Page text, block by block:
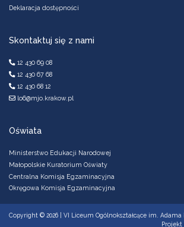
Deklaracja dostępności
Skontaktuj się z nami
12 430 69 08
12 430 67 68
12 430 68 12
lo6@mjo.krakow.pl
Oświata
Ministerstwo Edukacji Narodowej
Małopolskie Kuratorium Oświaty
Centralna Komisja Egzaminacyjna
Okręgowa Komisja Egzaminacyjna
Copyright © 2026
VI Liceum Ogólnokształcące im.
Projekt